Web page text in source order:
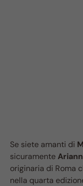
Se siete amanti di
sicuramente
originaria di Roma
nella quarta